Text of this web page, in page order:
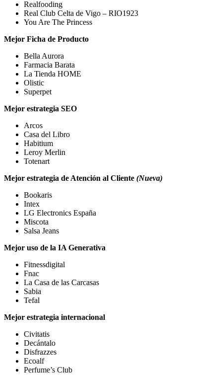
Realfooding
Real Club Celta de Vigo – RIO1923
You Are The Princess
Mejor Ficha de Producto
Bella Aurora
Farmacia Barata
La Tienda HOME
Olistic
Superpet
Mejor estrategia SEO
Arcos
Casa del Libro
Habitium
Leroy Merlin
Totenart
Mejor estrategia de Atención al Cliente (Nueva)
Bookaris
Intex
LG Electronics España
Miscota
Salsa Jeans
Mejor uso de la IA Generativa
Fitnessdigital
Fnac
La Casa de las Carcasas
Sabia
Tefal
Mejor estrategia internacional
Civitatis
Decántalo
Disfrazzes
Ecoalf
Perfume’s Club